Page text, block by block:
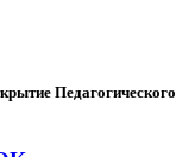
Педагогического